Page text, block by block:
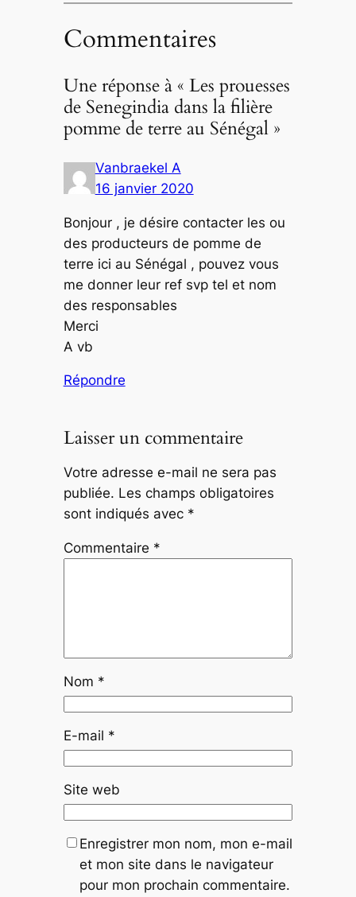
Commentaires
Une réponse à « Les prouesses
de Senegindia dans la filière
pomme de terre au Sénégal »
Vanbraekel A
16 janvier 2020
Bonjour , je désire contacter les ou
des producteurs de pomme de
terre ici au Sénégal , pouvez vous
me donner leur ref svp tel et nom
des responsables
Merci
A vb
Répondre
Laisser un commentaire
Votre adresse e-mail ne sera pas
publiée. Les champs obligatoires
sont indiqués avec *
Commentaire *
Nom *
E-mail *
Site web
Enregistrer mon nom, mon e-mail
et mon site dans le navigateur
pour mon prochain commentaire.